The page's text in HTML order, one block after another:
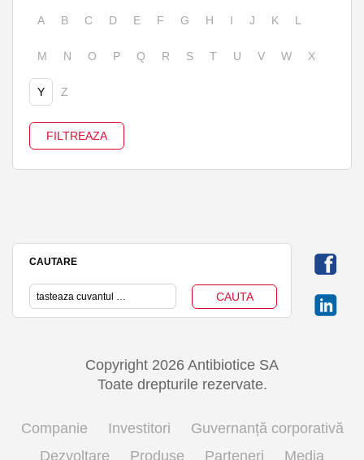
A B C D E F G H I J K L
M N O P Q R S T U V W X
Y Z
CAUTARE
Copyright 2026 Antibiotice SA
Toate drepturile rezervate.
Companie Investitori
Guvernanță corporativă
Dezvoltare
Produse Parteneri Media